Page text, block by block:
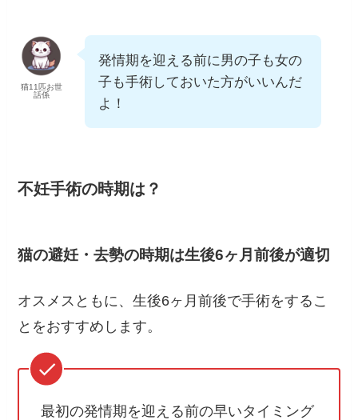
猫11匹お世
話係
発情期を迎える前に男の子も女の
子も手術しておいた方がいいんだ
よ！
不妊手術の時期は？
猫の避妊・去勢の時期は生後6ヶ月前後が適切
オスメスともに、生後6ヶ月前後で手術をするこ
とをおすすめします。
最初の発情期を迎える前の早いタイミング